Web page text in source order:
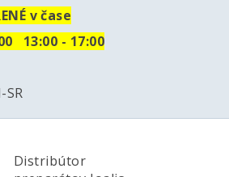
v čase
13:00 - 17:00
SR
Distribútor